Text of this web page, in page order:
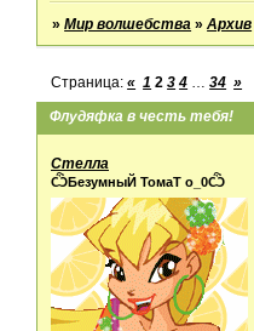
»Мир волшебства »Архив
Флудяфка в честь тебя!
Страница:« 1 2 3 4 … 34 »
Стелла
ѼБезумныЙ ТомаТ о_0Ѽ